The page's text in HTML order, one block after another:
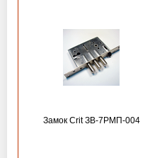
Замок Crit ЗВ-7РМП-004